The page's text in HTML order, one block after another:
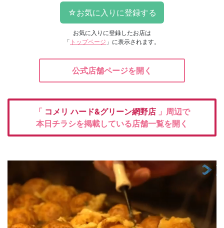
お気に入りに登録したお店は
「 トップページ 」に表示されます。
公式店舗ページを開く
「 コメリハード&グリーン網野店 」周辺で
本日チラシを掲載している店舗一覧を開く